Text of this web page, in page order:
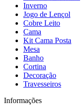
Inverno
Jogo de Lençol
Cobre Leito
Cama
Kit Cama Posta
Mesa
Banho
Cortina
Decoração
Travesseiros
Informações